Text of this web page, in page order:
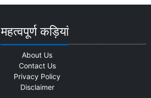
महत्वपूर्ण कड़ियां
About Us
Contact Us
Privacy Policy
Disclaimer